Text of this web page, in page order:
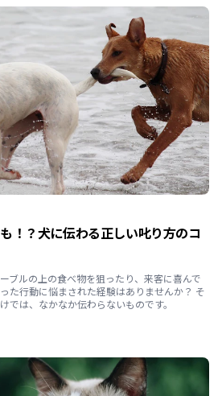
！？犬に伝わる正しい叱り方のコ
ブルの上の食べ物を狙ったり、来客に喜んで
た行動に悩まされた経験はありませんか？ そ
では、なかなか伝わらないものです。